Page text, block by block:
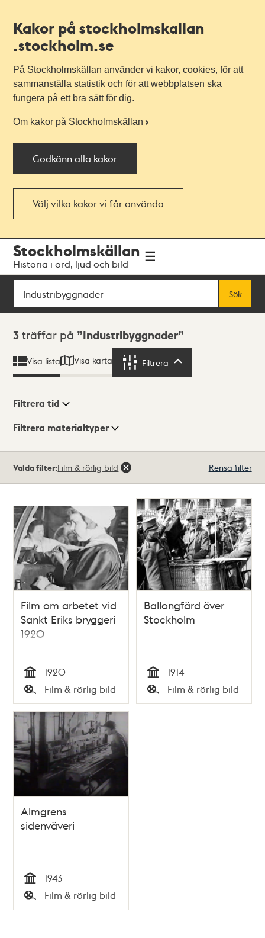
Kakor på stockholmskallan
.stockholm.se
På Stockholmskällan använder vi kakor, cookies, för att
sammanställa statistik och för att webbplatsen ska
fungera på ett bra sätt för dig.
Om kakor på Stockholmskällan
Godkänn alla kakor
Välj vilka kakor vi får använda
navigationen
huvudinnehållet
Stockholmskällan
Historia i ord, ljud och bild
Sök
Sök
Sökresultat
3 träffar på Industribyggnader
Visa lista Visa karta Filtrera
Visningsläge
Filtrera tid
Filtrera materialtyper
träffar
Valda filter:Film & rörlig bild Rensa filter
Film om arbetet vid
Sankt Eriks bryggeri
1920
Tid
1920
Typ
Film & rörlig bild
Ballongfärd över
Stockholm
Tid
1914
Typ
Film & rörlig bild
Almgrens
sidenväveri
Tid
1943
Typ
Film & rörlig bild